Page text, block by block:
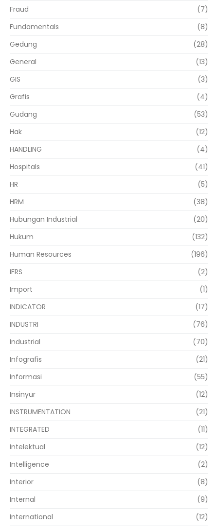
Fraud
(7)
Fundamentals
(8)
Gedung
(28)
General
(13)
GIS
(3)
Grafis
(4)
Gudang
(53)
Hak
(12)
HANDLING
(4)
Hospitals
(41)
HR
(5)
HRM
(38)
Hubungan Industrial
(20)
Hukum
(132)
Human Resources
(196)
IFRS
(2)
Import
(1)
INDICATOR
(17)
INDUSTRI
(76)
Industrial
(70)
Infografis
(21)
Informasi
(55)
Insinyur
(12)
INSTRUMENTATION
(21)
INTEGRATED
(11)
Intelektual
(12)
Intelligence
(2)
Interior
(8)
Internal
(9)
International
(12)